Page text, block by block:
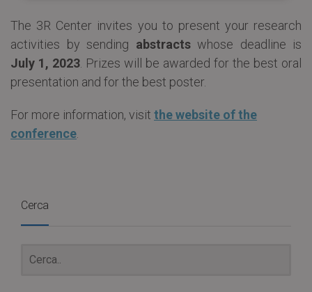
The 3R Center invites you to present your research
activities by sending abstractswhose deadline is
July 1, 2023 . Prizes will be awarded for the best oral
presentation and for the best poster.
For more information, visit the website of the
conference
Cerca